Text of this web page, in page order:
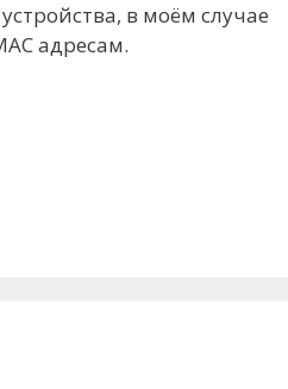
в моём случае
адресам.